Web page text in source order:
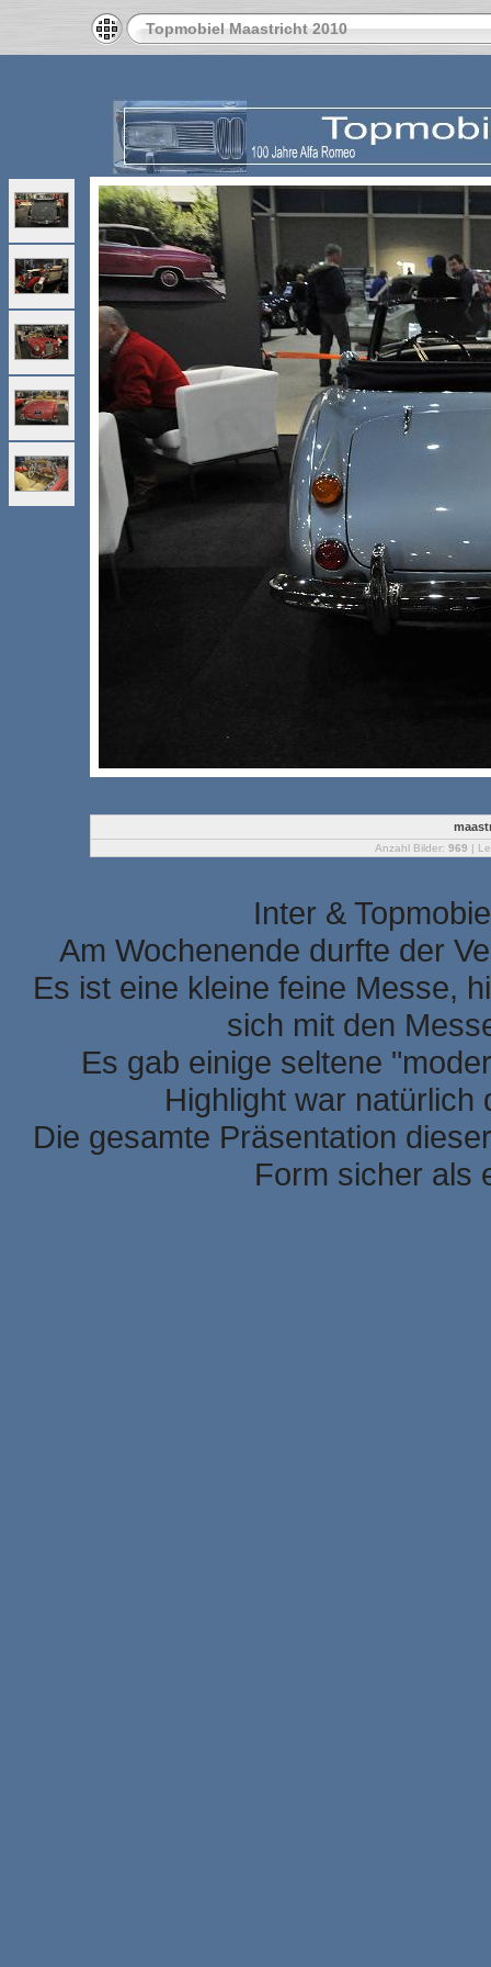
Topmobiel Maastricht 2010
Anzahl Bilder: 969 |
Inter &
Am Wochenende durfte der
Es ist eine kleine feine Messe,
sich mit den
Es gab einige seltene
Highlight war natürlich
Die gesamte Präsentation
Form sicher als